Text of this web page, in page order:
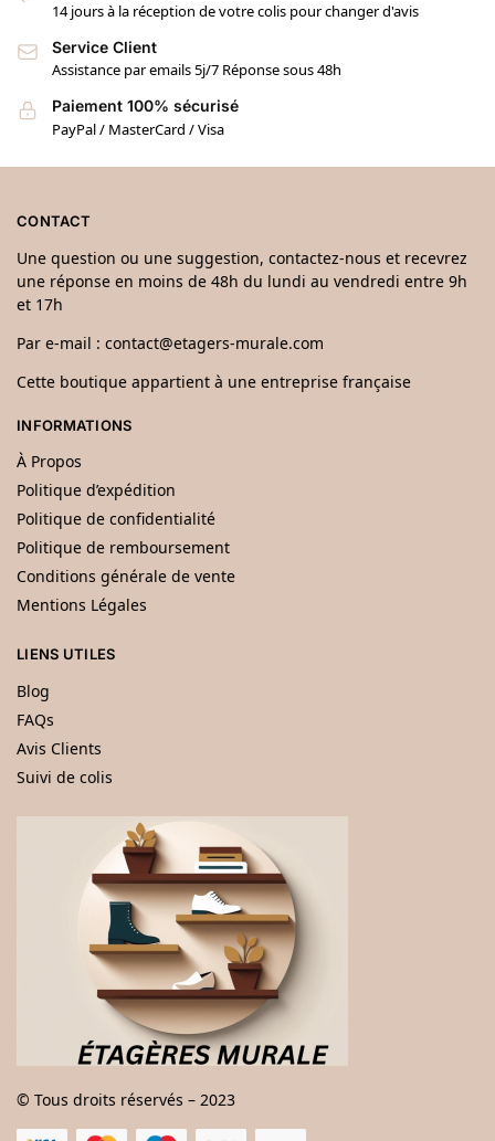
14 jours à la réception de votre colis pour changer d'avis
Service Client
Assistance par emails 5j/7 Réponse sous 48h
Paiement 100% sécurisé
PayPal / MasterCard / Visa
CONTACT
Une question ou une suggestion, contactez-nous et recevrez
une réponse en moins de 48h du lundi au vendredi entre 9h
et 17h
Par e-mail : contact@etagers-murale.com
Cette boutique appartient à une entreprise française
INFORMATIONS
À Propos
Politique d’expédition
Politique de confidentialité
Politique de remboursement
Conditions générale de vente
Mentions Légales
LIENS UTILES
Blog
FAQs
Avis Clients
Suivi de colis
© Tous droits réservés – 2023